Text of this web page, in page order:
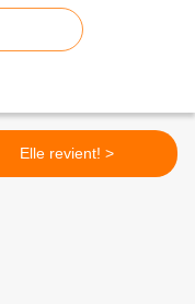
Elle revient! >